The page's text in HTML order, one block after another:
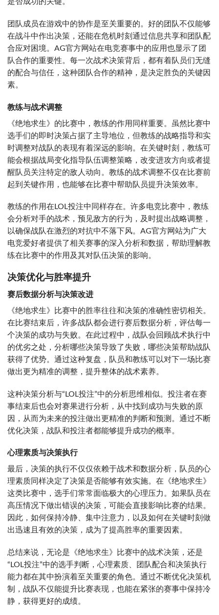
团队成员在游戏中的协作是至关重要的。好的团队不仅能够
在战斗中作出决策，还能在危机时刻通过信息共享和团队配
合应对困境。AG官方网站在电竞赛事中的应用也显示了团
队合作的重要性。每一次战术决策背后，都有着队员们无缝
的配合与信任，这种团队合作的精神，是决定胜负的关键因
素。
教练与战术调整
《绝地求生》的比赛中，教练的作用同样重要。虽然比赛中
选手们的即时决策占据了主导地位，但教练的战略指导和实
时调整对战队的表现有着深远的影响。在关键时刻，教练可
能会根据战局变化指导队伍调整策略，改变进攻方向或者提
醒队员关注特定的敌人动向。教练的战术调整不仅在比赛前
起到关键作用，也能够在比赛中帮助队员提升决策效率。
教练的作用在LOL投注中同样存在。许多电竞比赛中，教练
会分析对手的战术，预见敌方的行为，及时提出战略调整，
以确保战队在激烈的对抗中不落下风。AG官方网站为广大
电竞爱好者提供了相关赛事的深入分析和数据，帮助理解教
练在比赛中的作用及其对队伍决策的影响。
决策优化与胜率提升
赛后数据分析与决策改进
《绝地求生》比赛中的胜率往往和决策的准确性密切相关。
在比赛结束后，许多战队都会进行赛后数据分析，评估每一
个决策的成功与失败。在此过程中，战队会回顾战术执行中
的优劣之处，分析哪些决策导致了失败，哪些决策帮助战队
获得了优势。通过这种复盘，队员和教练可以对下一场比赛
做出更为精准的调整，提升整体的战术素养。
这种决策分析与“LOL投注”中的分析思维相似。投注者在赛
事结束后也会对赛果进行分析，从中找到成功与失败的原
因，从而为未来的投注做出更精准的判断和预测。通过不断
优化决策，战队和投注者都能够提升成功的概率。
心理素质与决策执行
最后，决策的执行不仅仅依赖于战术和数据分析，队员的心
理素质同样决定了决策是否能够有效实施。在《绝地求生》
这类比赛中，选手们常常面临极大的心理压力。如果队员在
高压情况下做出错误的决策，可能会直接影响比赛的结果。
因此，如何保持冷静、集中注意力，以及如何在关键时刻做
出迅速且有效的决策，成为了提高胜率的重要因素。
总结来说，无论是《绝地求生》比赛中的战术决策，还是
“LOL投注”中的选手判断，心理素质、团队配合和决策执行
能力都在其中扮演着至关重要的角色。通过不断优化决策机
制，战队不仅能提升比赛表现，也能在紧张的赛事中保持冷
静，获得更好的成绩。